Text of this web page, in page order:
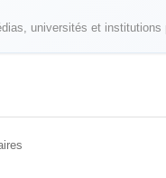
universités et institutions